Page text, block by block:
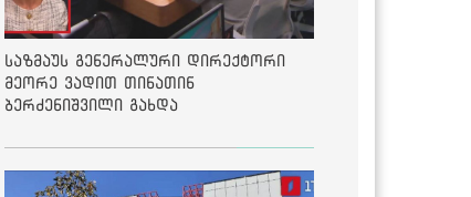
საზმაუს გენერალური დირექტორი
მეორე ვადით თინათინ
ბერძენიშვილი გახდა